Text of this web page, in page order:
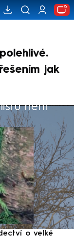
jak
není
o velké